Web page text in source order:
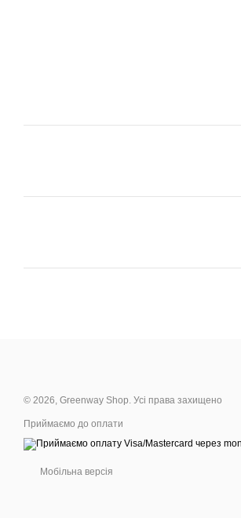
© 2026, Greenway Shop. Усі права захищено
Приймаємо до оплати
Мобільна версія